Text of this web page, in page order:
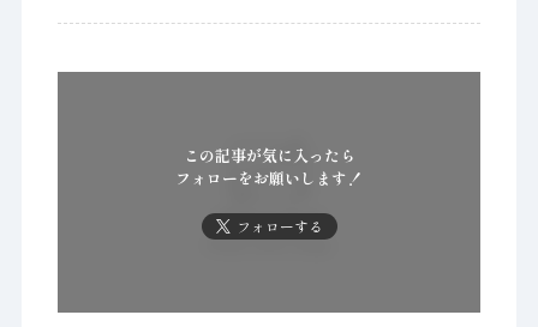
この記事が気に入ったら
フォローをお願いします！
フォローする